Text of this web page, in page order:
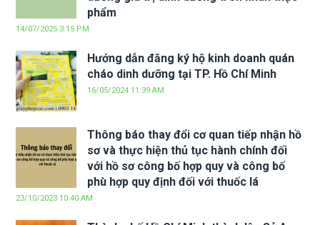
phẩm
14/07/2025 3:15 PM
Hướng dẫn đăng ký hộ kinh doanh quán
cháo dinh dưỡng tại TP. Hồ Chí Minh
16/05/2024 11:39 AM
Thông báo thay đổi cơ quan tiếp nhận hồ
sơ và thực hiện thủ tục hành chính đối
với hồ sơ công bố hợp quy và công bố
phù hợp quy định đối với thuốc lá
23/10/2023 10:40 AM